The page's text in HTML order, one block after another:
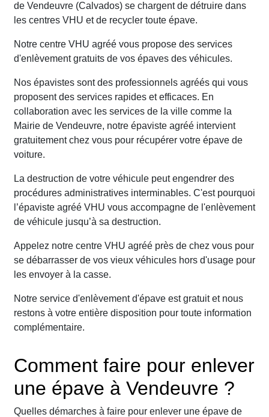
de Vendeuvre (Calvados) se chargent de détruire dans
les centres VHU et de recycler toute épave.
Notre centre VHU agréé vous propose des services
d'enlèvement gratuits de vos épaves des véhicules.
Nos épavistes sont des professionnels agréés qui vous
proposent des services rapides et efficaces. En
collaboration avec les services de la ville comme la
Mairie de Vendeuvre, notre épaviste agréé intervient
gratuitement chez vous pour récupérer votre épave de
voiture.
La destruction de votre véhicule peut engendrer des
procédures administratives interminables. C'est pourquoi
l’épaviste agréé VHU vous accompagne de l'enlèvement
de véhicule jusqu’à sa destruction.
Appelez notre centre VHU agréé près de chez vous pour
se débarrasser de vos vieux véhicules hors d'usage pour
les envoyer à la casse.
Notre service d'enlèvement d'épave est gratuit et nous
restons à votre entière disposition pour toute information
complémentaire.
Comment faire pour enlever
une épave à Vendeuvre ?
Quelles démarches à faire pour enlever une épave de